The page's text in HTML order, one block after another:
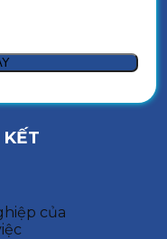
của